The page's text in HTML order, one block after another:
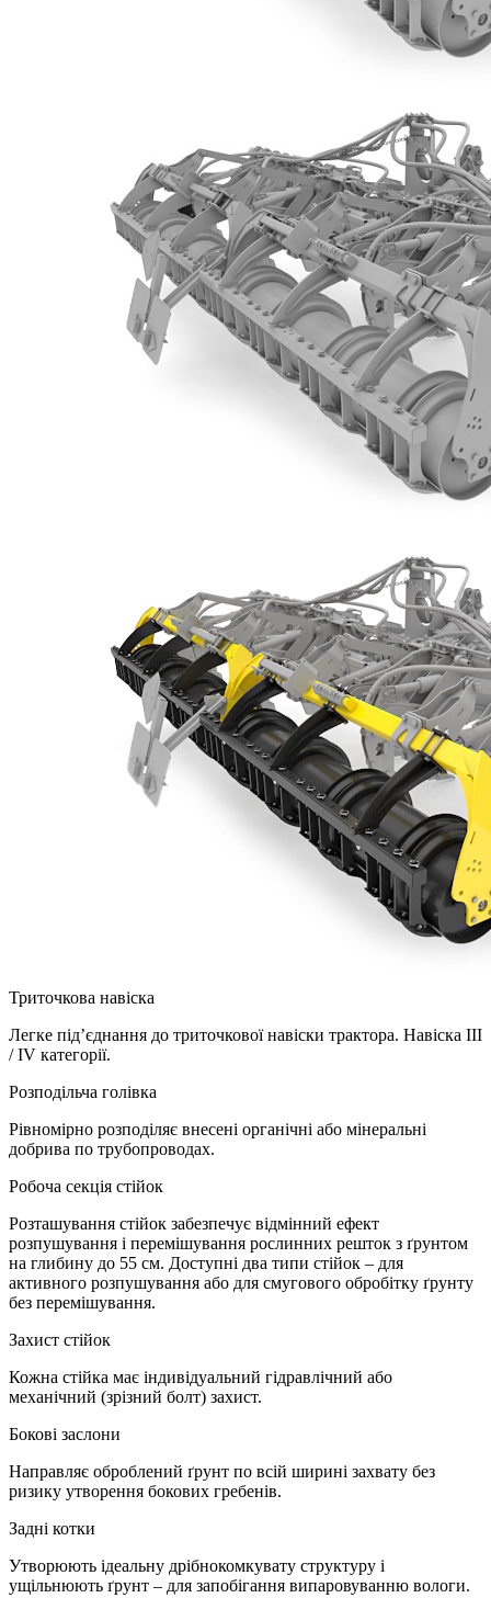
Триточкова навіска
Легке під’єднання до триточкової навіски трактора. Навіска III
/ IV категорії.
Розподільча голівка
Рівномірно розподіляє внесені органічні або мінеральні
добрива по трубопроводах.
Робоча секція стійок
Розташування стійок забезпечує відмінний ефект
розпушування і перемішування рослинних решток з ґрунтом
на глибину до 55 см. Доступні два типи стійок – для
активного розпушування або для смугового обробітку ґрунту
без перемішування.
Захист стійок
Кожна стійка має індивідуальний гідравлічний або
механічний (зрізний болт) захист.
Бокові заслони
Направляє оброблений ґрунт по всій ширині захвату без
ризику утворення бокових гребенів.
Задні котки
Утворюють ідеальну дрібнокомкувату структуру і
ущільнюють ґрунт – для запобігання випаровуванню вологи.